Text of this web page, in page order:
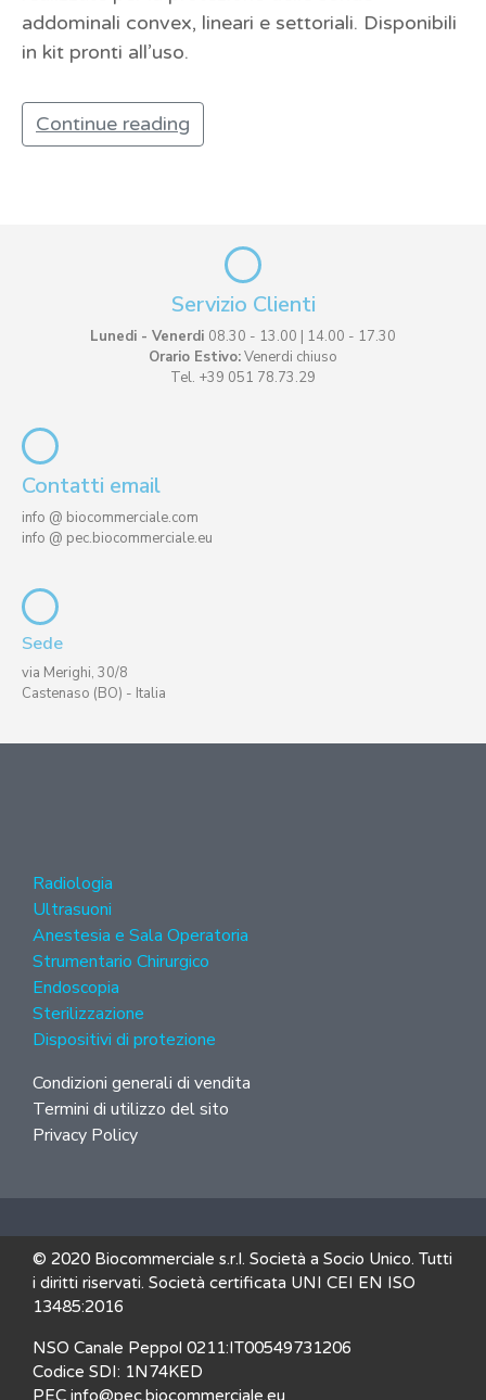
addominali convex, lineari e settoriali. Disponibili
in kit pronti all’uso.
Continue reading
Servizio Clienti
Lunedi - Venerdi 08.30 - 13.00 | 14.00 - 17.30
Orario Estivo:Venerdi chiuso
Tel. +39 051 78.73.29
Contatti email
info @ biocommerciale.com
info @ pec.biocommerciale.eu
Sede
via Merighi, 30/8
Castenaso (BO) - Italia
Radiologia
Ultrasuoni
Anestesia e Sala Operatoria
Strumentario Chirurgico
Endoscopia
Sterilizzazione
Dispositivi di protezione
Condizioni generali di vendita
Termini di utilizzo del sito
Privacy Policy
© 2020 Biocommerciale s.r.l. Società a Socio Unico. Tutti
i diritti riservati. Società certificata UNI CEI EN ISO
13485:2016
NSO Canale Peppol 0211:IT00549731206
Codice SDI: 1N74KED
PEC info@pec.biocommerciale.eu